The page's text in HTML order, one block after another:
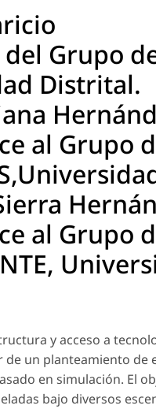
Grupo
Distrital.
al Grupo
al Grupo
y acceso a
un planteamiento de
en simulación. El
bajo diversos